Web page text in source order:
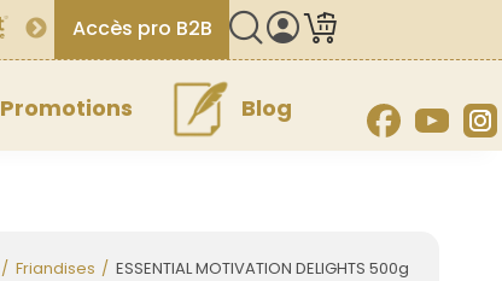
Accès pro B2B
Promotions Blog Facebook
Friandises ESSENTIAL MOTIVATION DELIGHTS 500g